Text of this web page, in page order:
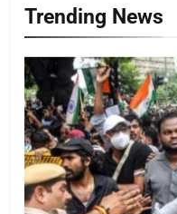
Trending News